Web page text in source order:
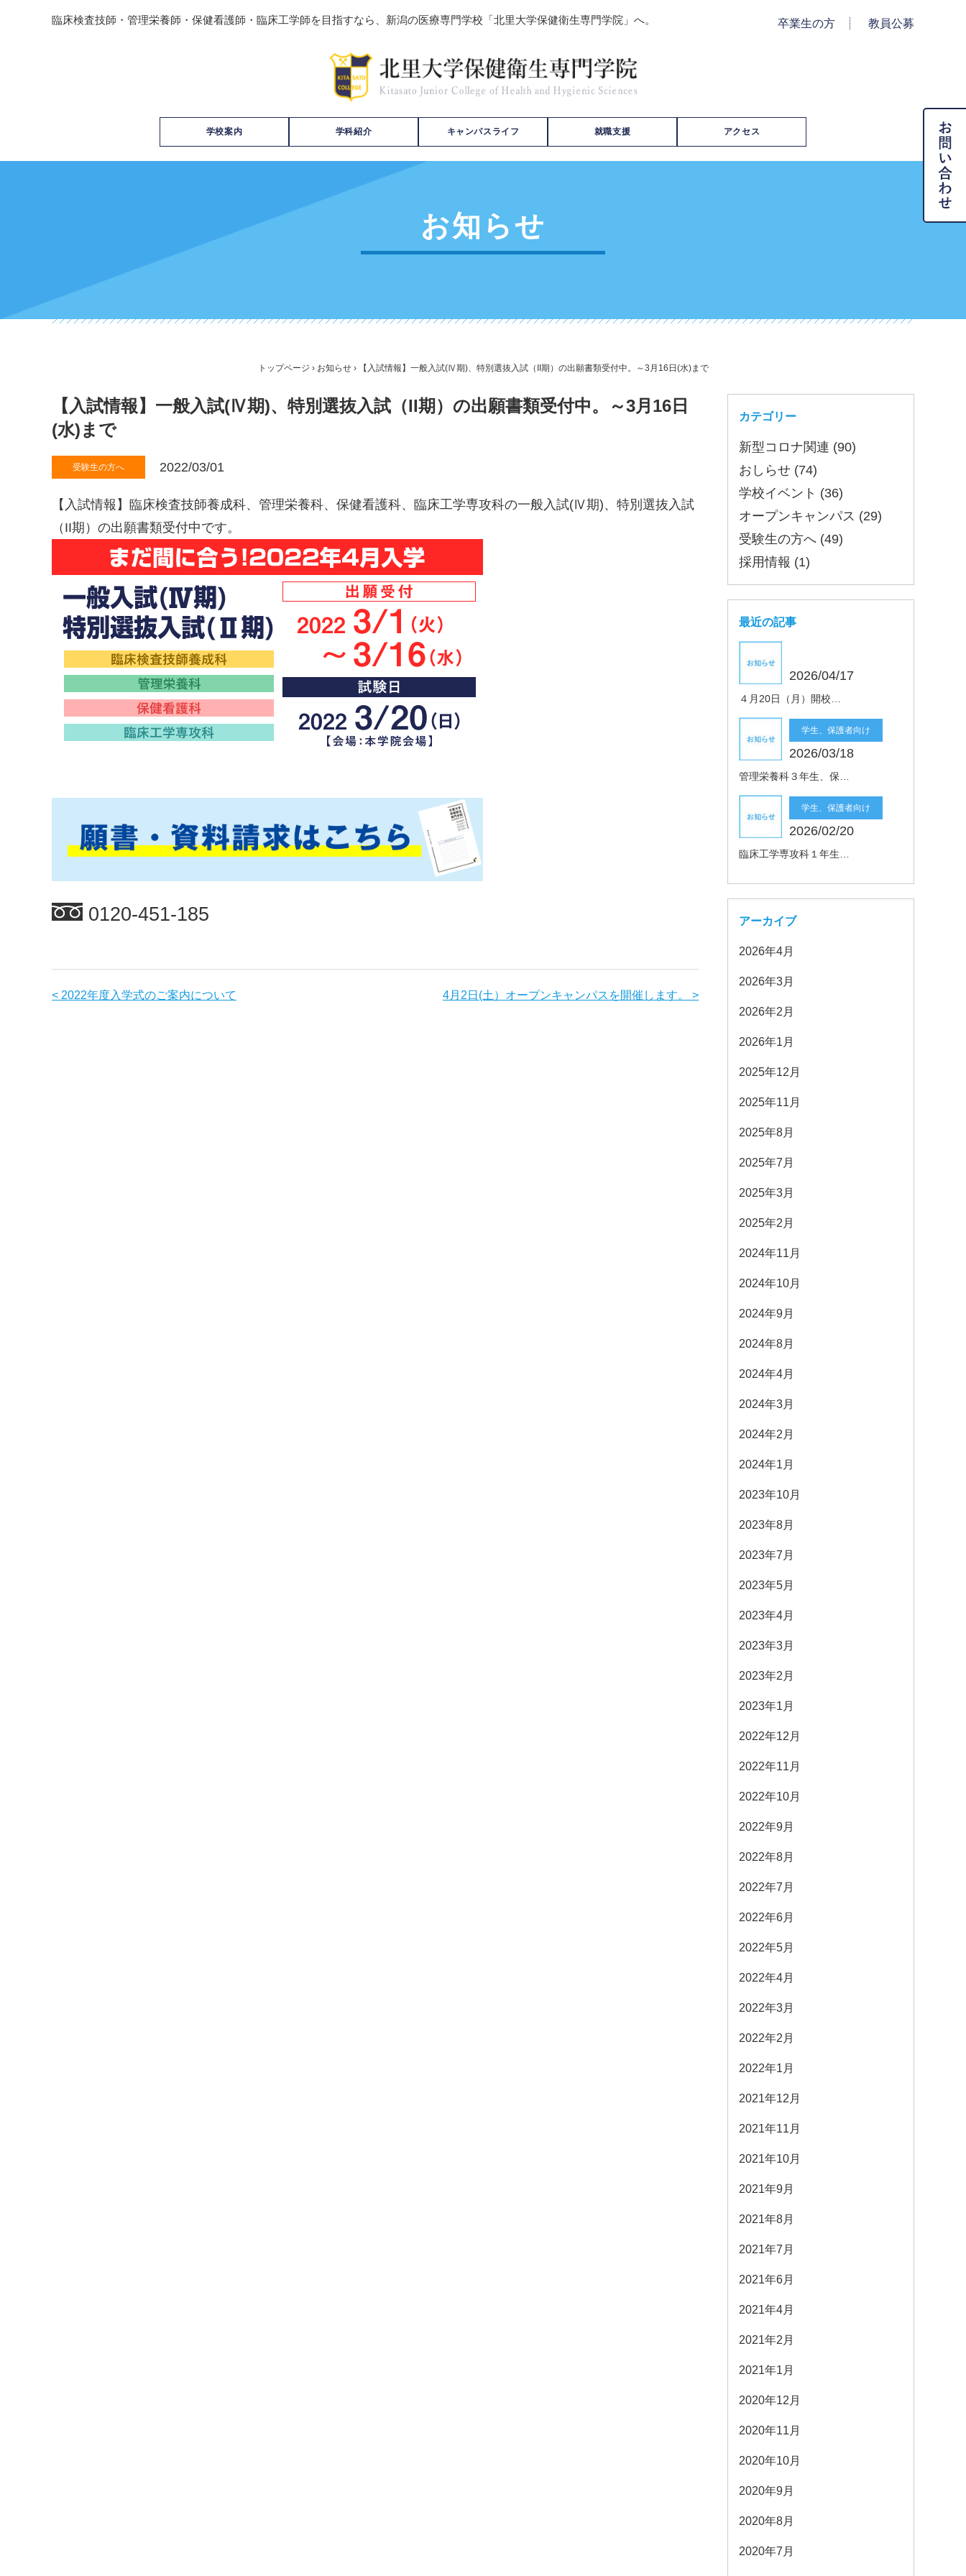
臨床検査技師・管理栄養師・保健看護師・臨床工学師を目指すなら、新潟の医療専門学校「北里大学保健衛生専門学院」へ。 卒業生の方 教員公募
学校案内 学科紹介 キャンパスライフ 就職支援 アクセス
お知らせ
トップページ › お知らせ› 【入試情報】一般入試(Ⅳ期)、特別選抜入試（II期）の出願書類受付中。～3月16日(水)まで
【入試情報】一般入試(Ⅳ期)、特別選抜入試（II期）の出願書類受付中。～3月16日
(水)まで
受験生の方へ 2022/03/01
【入試情報】臨床検査技師養成科、管理栄養科、保健看護科、臨床工学専攻科の一般入試(Ⅳ期)、特別選抜入試
（II期）の出願書類受付中です。
0120-451-185
< 2022年度入学式のご案内について 4月2日(土）オープンキャンパスを開催します。 >
カテゴリー
新型コロナ関連 (90)
おしらせ (74)
学校イベント (36)
オープンキャンパス (29)
受験生の方へ (49)
採用情報 (1)
最近の記事
2026/04/17
４月20日（月）開校…
学生、保護者向け
2026/03/18
管理栄養科３年生、保…
学生、保護者向け
2026/02/20
臨床工学専攻科１年生…
アーカイブ
2026年4月
2026年3月
2026年2月
2026年1月
2025年12月
2025年11月
2025年8月
2025年7月
2025年3月
2025年2月
2024年11月
2024年10月
2024年9月
2024年8月
2024年4月
2024年3月
2024年2月
2024年1月
2023年10月
2023年8月
2023年7月
2023年5月
2023年4月
2023年3月
2023年2月
2023年1月
2022年12月
2022年11月
2022年10月
2022年9月
2022年8月
2022年7月
2022年6月
2022年5月
2022年4月
2022年3月
2022年2月
2022年1月
2021年12月
2021年11月
2021年10月
2021年9月
2021年8月
2021年7月
2021年6月
2021年4月
2021年2月
2021年1月
2020年12月
2020年11月
2020年10月
2020年9月
2020年8月
2020年7月